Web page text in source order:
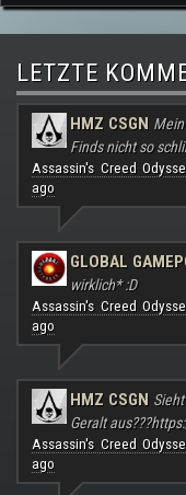
LETZTE
HMZ CSGN
Finds nicht so
Assassin's Creed
ago
GLOBAL
wirklich* :D
Assassin's Creed
ago
HMZ CSGN
Geralt aus???
Assassin's Creed
ago